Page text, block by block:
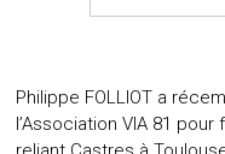
Philippe FOLLIOT a
l’Association VIA 81